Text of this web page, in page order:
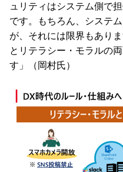
ュリティはシステム側で
です。もちろん、システ
が、それには限界もあり
とリテラシー・モラルの
す」（岡村氏）